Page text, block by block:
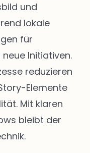
und
lokale
für
Initiativen.
reduzieren
Elemente
Mit klaren
bleibt der